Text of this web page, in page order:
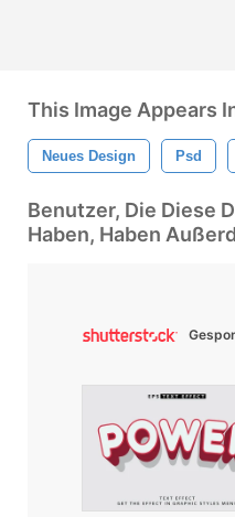
This Image Appears
Neues Design Psd
Benutzer, Die Diese
Haben, Haben